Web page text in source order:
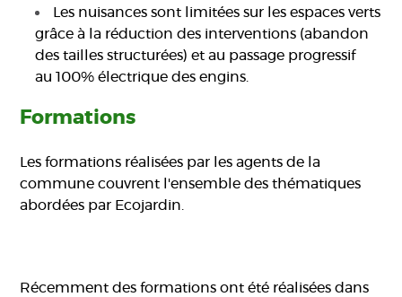
Les nuisances sont limitées sur les espaces verts
grâce à la réduction des interventions (abandon
des tailles structurées) et au passage progressif
au 100% électrique des engins.
Formations
Les formations réalisées par les agents de la
commune couvrent l'ensemble des thématiques
abordées par Ecojardin.
Récemment des formations ont été réalisées dans